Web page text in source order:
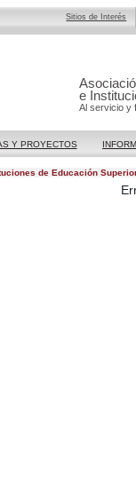
e
Al servicio y
Y PROYECTOS
Sitios de Interés
de Educación